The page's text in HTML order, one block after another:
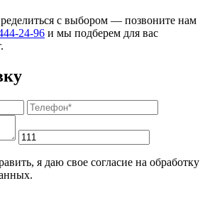
с выбором — позвоните нам
24-96 и мы подберем для вас
я даю свое согласие на обработку